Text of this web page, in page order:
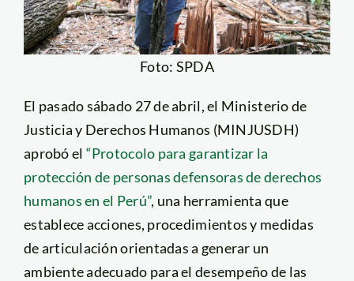
Foto: SPDA
El pasado sábado 27 de abril, el Ministerio de
Justicia y Derechos Humanos (MINJUSDH)
aprobó el “Protocolo para garantizar la
protección de personas defensoras de derechos
humanos en el Perú”, una herramienta que
establece acciones, procedimientos y medidas
de articulación orientadas a generar un
ambiente adecuado para el desempeño de las